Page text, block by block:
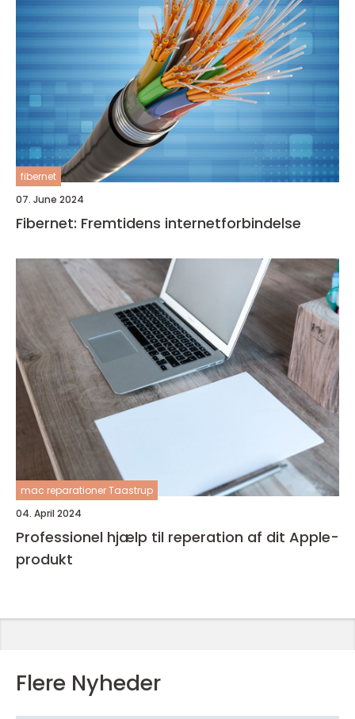
fibernet
07. June 2024
Fibernet: Fremtidens internetforbindelse
mac reparationer Taastrup
04. April 2024
Professionel hjælp til reperation af dit Apple-
produkt
Flere Nyheder